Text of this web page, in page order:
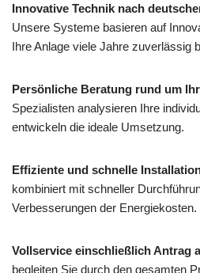
Innovative Technik nach
Unsere Systeme basieren auf
Ihre Anlage viele Jahre zuverlässig
Persönliche Beratung rund um
Spezialisten analysieren Ihre
entwickeln die ideale Umsetzung.
Effiziente und schnelle
kombiniert mit schneller
Verbesserungen der Energiekosten.
Vollservice einschließlich Antrag
begleiten Sie durch den gesamten